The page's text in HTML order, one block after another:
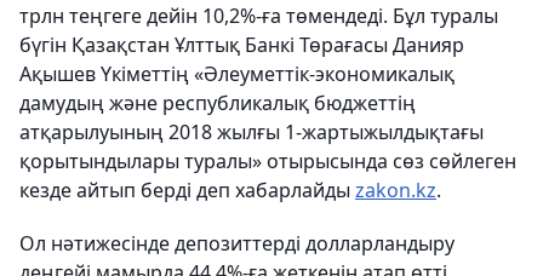
трлн теңгеге дейін 10,2%-ға төмендеді. Бұл туралы
бүгін Қазақстан Ұлттық Банкі Төрағасы Данияр
Ақышев Үкіметтің «Әлеуметтік-экономикалық
дамудың және республикалық бюджеттің
атқарылуының 2018 жылғы 1-жартыжылдықтағы
қорытындылары туралы» отырысында сөз сөйлеген
кезде айтып берді деп хабарлайды zakon.kz.
Ол нәтижесінде депозиттерді долларландыру